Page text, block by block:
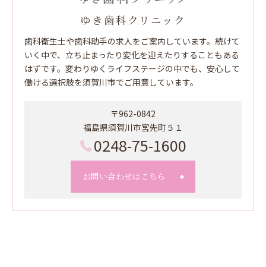
ゆき歯科クリニック
歯科衛生士や歯科助手の求人をご案内しています。続けて
いく中で、立ち止まったり変化を迎えたりすることもある
はずです。変わりゆくライフステージの中でも、安心して
働ける選択肢を須賀川市でご用意しています。
〒962-0842
福島県須賀川市宮先町５１
0248-75-1600
お問い合わせはこちら